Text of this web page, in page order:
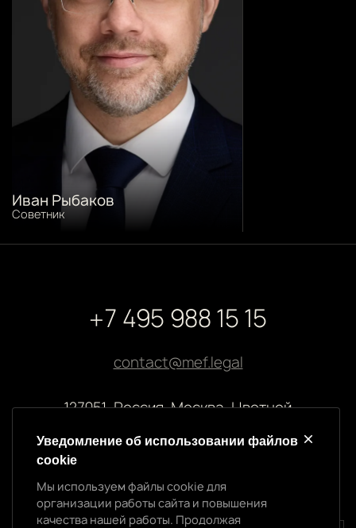
Иван Рыбаков
Советник
+7 495 988 15 15
contact@mef.legal
127051, Россия, Москва, Цветной
Реквизиты компании
ООО “МЭФ ЛИГАЛ”
ИНН 7704874992
Уведомление об использовании файлов
cookie
Мы используем файлы cookie для
организации работы сайта и повышения
качества нашей работы. Продолжая